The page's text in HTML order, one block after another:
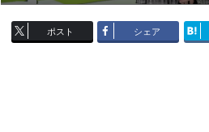
ポスト シェア